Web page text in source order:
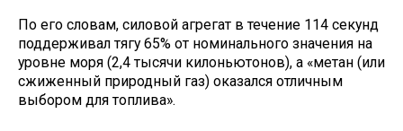
По его словам, силовой агрегат в течение 114 секунд
поддерживал тягу 65% от номинального значения на
уровне моря (2,4 тысячи килоньютонов), а «метан (или
сжиженный природный газ) оказался отличным
выбором для топлива».